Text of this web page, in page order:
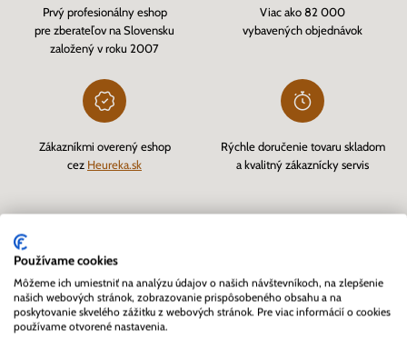
Prvý profesionálny eshop
pre zberateľov na Slovensku
založený v roku 2007
Viac ako 82 000
vybavených objednávok
Zákazníkmi overený eshop
cez Heureka.sk
Rýchle doručenie tovaru skladom
a kvalitný zákaznícky servis
Používame cookies
Môžeme ich umiestniť na analýzu údajov o našich návštevníkoch, na zlepšenie
našich webových stránok, zobrazovanie prispôsobeného obsahu a na
poskytovanie skvelého zážitku z webových stránok. Pre viac informácií o cookies
používame otvorené nastavenia.